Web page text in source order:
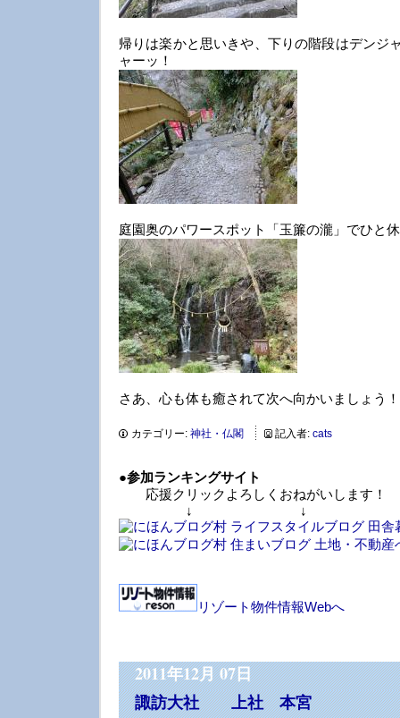
帰りは楽かと思いきや、下りの階段はデンジ
ャーッ！
庭園奥のパワースポット「玉簾の瀧」でひと
さあ、心も体も癒されて次へ向かいましょう！
カテゴリー: 神社・仏閣 記入者: cats
●参加ランキングサイト
応援クリックよろしくおねがいします！
↓ ↓
リゾート物件情報Webへ
2011年12月 07日
諏訪大社 上社 本宮